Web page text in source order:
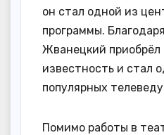
он стал одной из
программы.
Жванецкий
известность и стал
популярных
Помимо работы в